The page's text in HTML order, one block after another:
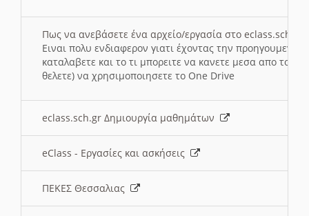
Πως να ανεβάσετε ένα αρχείο/εργασία στο eclass.sch.gr
Ειναι πολυ ενδιαφερον γιατι έχοντας την
καταλαβετε και το τι μπορειτε να κανετε μεσα απο το
θελετε) να χρησιμοποιησετε το One Drive
eclass.sch.gr Δημιουργία μαθημάτων
eClass - Εργασίες και ασκήσεις
ΠΕΚΕΣ Θεσσαλιας